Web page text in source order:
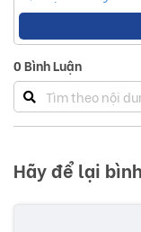
0Bình Luận
Hãy để lại